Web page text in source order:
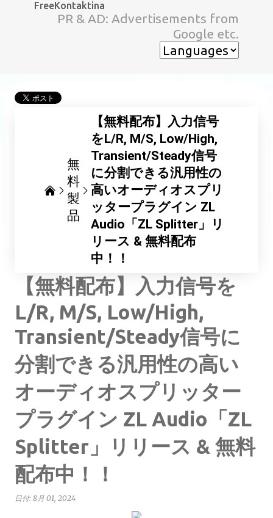
スキップしてメイン コンテンツに移動
FreeKontaktina
PR & AD: Advertisements from
Google etc.
無
料
製
品
【無料配布】入力信号
をL/R, M/S, Low/High,
Transient/Steady信号
に分割できる汎用性の
高いオーディオスプリ
ッタープラグイン ZL
Audio「ZL Splitter」リ
リース & 無料配布
中！！
【無料配布】入力信号を
L/R, M/S, Low/High,
Transient/Steady信号に
分割できる汎用性の高い
オーディオスプリッター
プラグイン ZL Audio「ZL
Splitter」リリース & 無料
配布中！！
日付: 8月 01, 2024